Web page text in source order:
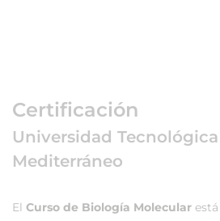
Certificación
Universidad
Mediterráneo
El Curso de Biología Molecular